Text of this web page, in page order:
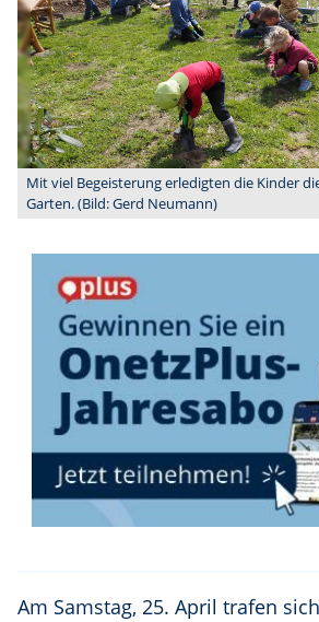
Mit viel Begeisterung erledigten die Kinder
Garten. (Bild: Gerd Neumann)
Am Samstag, 25. April trafen